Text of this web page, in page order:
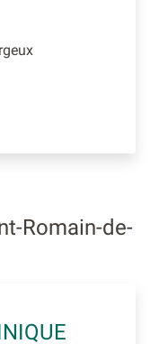
Romain-de-